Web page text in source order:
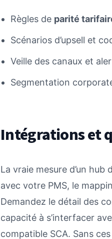
Règles de parité
Scénarios d’upsell et
Veille des canaux et
Segmentation
Intégrations et
La vraie mesure d’un
avec votre PMS, le
Demandez le détail des
capacité à s’interfacer
compatible SCA. Sans